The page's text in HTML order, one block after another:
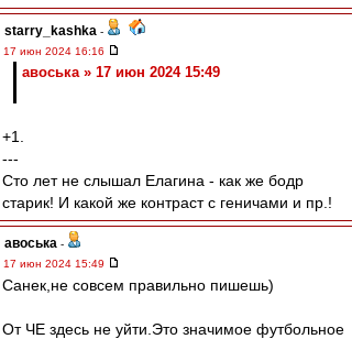
starry_kashka -
17 июн 2024 16:16
авоська » 17 июн 2024 15:49
+1.
---
Сто лет не слышал Елагина - как же бодр
старик! И какой же контраст с геничами и пр.!
авоська -
17 июн 2024 15:49
Санек,не совсем правильно пишешь)
От ЧЕ здесь не уйти.Это значимое футбольное